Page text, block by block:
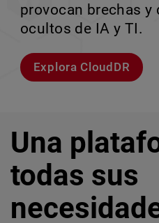
entornos
provocan brechas
ocultos de IA y TI.
Explora CloudDR
escalar sin perder
Conozcan a Rai
crecimiento
Conozca WatchGuard
Una
todas sus